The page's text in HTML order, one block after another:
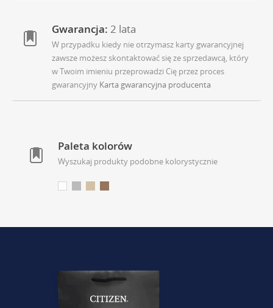
Gwarancja: 2 lata
W przypadku kiedy nie otrzymasz karty gwarancyjnej
zawsze możesz skontaktować się ze sprzedawcą, który
w Twoim imieniu przeprowadzi Cię przez proces
gwarancyjny Karta gwarancyjna producenta
Paleta kolorów
Wyszukaj produkty podobne kolorystycznie